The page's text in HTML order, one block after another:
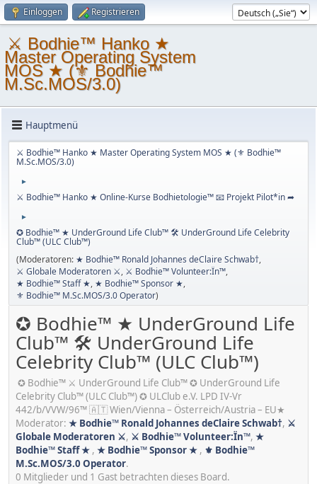
Einloggen Registrieren
⚔ Bodhie™ Hanko ★
Master Operating System
MOS ★ (⚜ Bodhie™
M.Sc.MOS/3.0)
Hauptmenü
⚔ Bodhie™ Hanko ★ Master Operating System MOS ★ (⚜ Bodhie™
M.Sc.MOS/3.0)
►
⚔ Bodhie™ Hanko ★ Online-Kurse Bodhietologie™ 📧 Projekt Pilot*in ➦
►
✪ Bodhie™ ★ UnderGround Life Club™ 🛠 UnderGround Life Celebrity
Club™ (ULC Club™)
(Moderatoren: ★ Bodhie™ Ronald Johannes deClaire Schwab†,
⚔ Globale Moderatoren ⚔, ⚔ Bodhie™ Volunteer:Ïn™,
★ Bodhie™ Staff ★, ★ Bodhie™ Sponsor ★,
⚜ Bodhie™ M.Sc.MOS/3.0 Operator)
✪ Bodhie™ ★ UnderGround Life
Club™ 🛠 UnderGround Life
Celebrity Club™ (ULC Club™)
✪ Bodhie™ ⚔ UnderGround Life Club™ ✪ UnderGround Life
Celebrity Club™ (ULC Club™) ✪ ULClub e.V. LPD IV-Vr
442/b/VVW/96™ 🇦🇹 Wien/Vienna – Österreich/Austria – EU★
Moderator: ★ Bodhie™ Ronald Johannes deClaire Schwab†, ⚔
Globale Moderatoren ⚔, ⚔ Bodhie™ Volunteer:Ïn™, ★
Bodhie™ Staff ★ , ★ Bodhie™ Sponsor ★ , ⚜ Bodhie™
M.Sc.MOS/3.0 Operator.
0 Mitglieder und 1 Gast betrachten dieses Board.